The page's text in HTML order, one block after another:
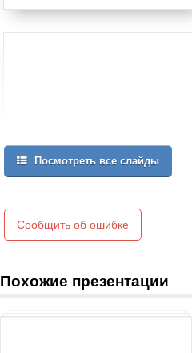
Посмотреть все слайды
Сообщить об ошибке
Похожие презентации